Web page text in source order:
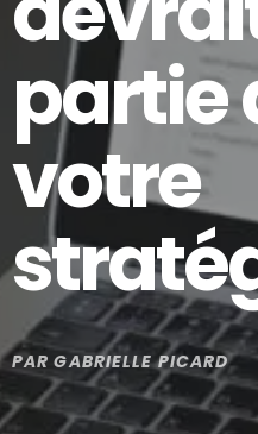
partie
votre
PARGABRIELLE PICARD